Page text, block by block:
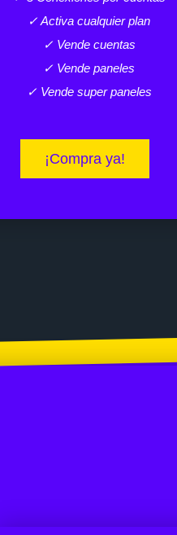
✓ Activa cualquier plan
✓ Vende cuentas
✓ Vende paneles
✓ Vende super paneles
¡Compra ya!